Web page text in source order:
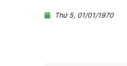
Thứ 5, 01/01/1970